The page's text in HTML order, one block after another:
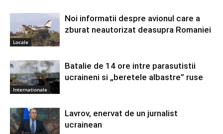
Locale
Noi informatii despre avionul care a
zburat neautorizat deasupra Romaniei
Internationale
Batalie de 14 ore intre parasutistii
ucraineni si „beretele albastre” ruse
Lavrov, enervat de un jurnalist
ucrainean